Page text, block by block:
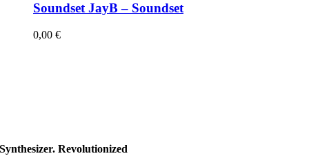
Soundset JayB – Soundset
0,00 €
Synthesizer. Revolutionized